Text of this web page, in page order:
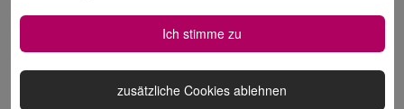
automatisiert ab. Das entlastet
Mitarbeitende und schafft Freiräume für
wertschöpfende Tätigkeiten.
Ich stimme zu
zusätzliche Cookies ablehnen